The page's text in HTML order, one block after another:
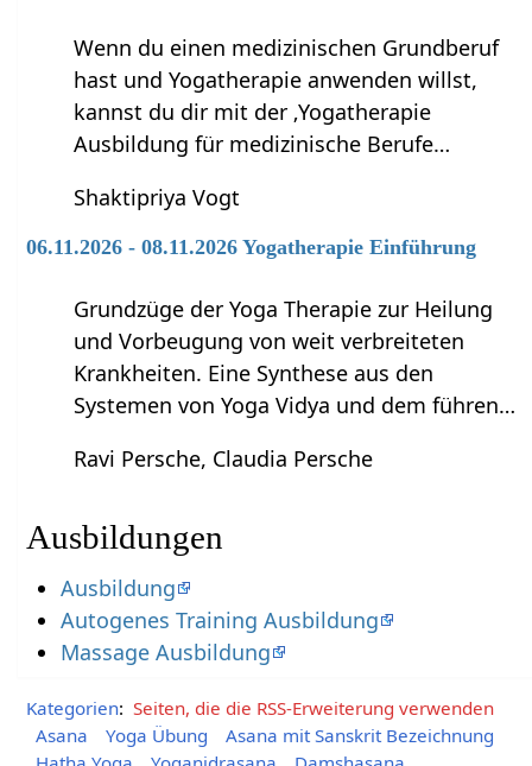
Wenn du einen medizinischen Grundberuf
hast und Yogatherapie anwenden willst,
kannst du dir mit der ‚Yogatherapie
Ausbildung für medizinische Berufe…
Shaktipriya Vogt
06.11.2026 - 08.11.2026 Yogatherapie Einführung
Grundzüge der Yoga Therapie zur Heilung
und Vorbeugung von weit verbreiteten
Krankheiten. Eine Synthese aus den
Systemen von Yoga Vidya und dem führen…
Ravi Persche, Claudia Persche
Ausbildungen
Ausbildung
Autogenes Training Ausbildung
Massage Ausbildung
Kategorien: Seiten, die die RSS-Erweiterung verwenden
Asana
Yoga Übung
Asana mit Sanskrit Bezeichnung